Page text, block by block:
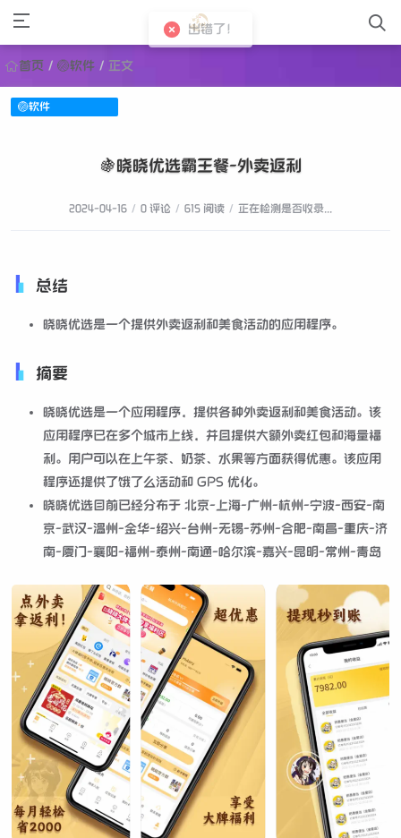
首页 / 🏐软件 / 正文
🏐软件
🍇晓晓优选霸王餐-外卖返利
2024-04-16 / 0 评论 / 615 阅读 / 正在检测是否收录...
总结
晓晓优选是一个提供外卖返利和美食活动的应用程序。
摘要
晓晓优选是一个应用程序，提供各种外卖返利和美食活动。该
应用程序已在多个城市上线，并且提供大额外卖红包和海量福
利。用户可以在上午茶、奶茶、水果等方面获得优惠。该应用
程序还提供了饿了么活动和 GPS 优化。
晓晓优选目前已经分布于 北京-上海-广州-杭州-宁波-西安-南
京-武汉-温州-金华-绍兴-台州-无锡-苏州-合肥-南昌-重庆-济
南-厦门-襄阳-福州-泰州-南通-哈尔滨-嘉兴-昆明-常州-青岛